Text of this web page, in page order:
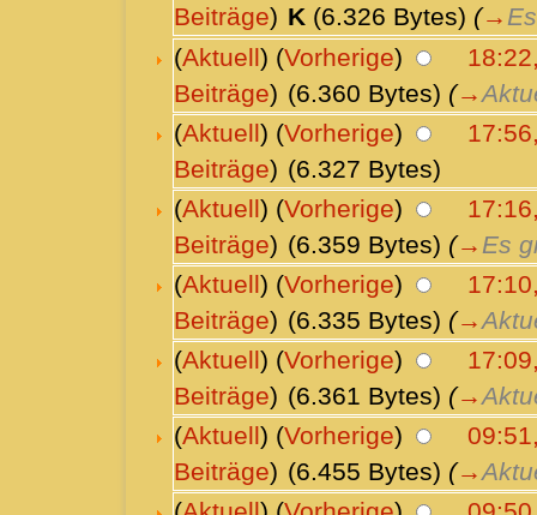
Beiträge) K (6.326 Bytes) (→
(Aktuell) (Vorherige)
Beiträge) (6.360 Bytes) (→
(Aktuell) (Vorherige)
Beiträge) (6.327 Bytes)
(Aktuell) (Vorherige)
Beiträge) (6.359 Bytes) (→ Es
(Aktuell) (Vorherige)
Beiträge) (6.335 Bytes) (→
(Aktuell) (Vorherige)
Beiträge) (6.361 Bytes) (→
(Aktuell) (Vorherige)
Beiträge) (6.455 Bytes) (→